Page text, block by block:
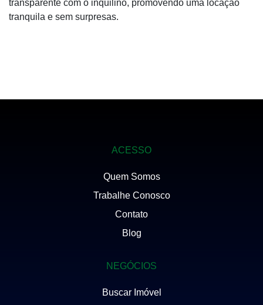
transparente com o inquilino, promovendo uma locação
tranquila e sem surpresas.
ACESSO
Quem Somos
Trabalhe Conosco
Contato
Blog
NEGÓCIOS
Buscar Imóvel